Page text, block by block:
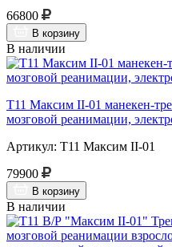
66800
В корзину
В наличии
Т11 Максим II-01 манекен-
мозговой реанимации,
Артикул: Т11 Максим II-01
79900
В корзину
В наличии